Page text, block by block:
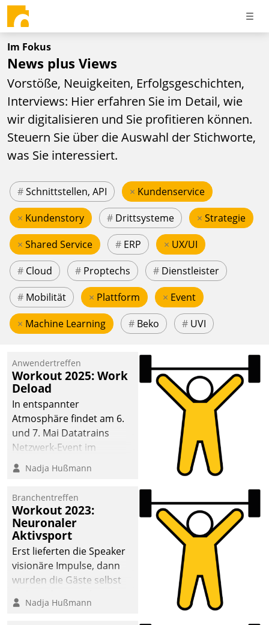
Im Fokus
News plus Views
Vorstöße, Neuigkeiten, Erfolgsgeschichten,
Interviews: Hier erfahren Sie im Detail, wie
wir digitalisieren und Sie profitieren können.
Steuern Sie über die Auswahl der Stichworte,
was Sie interessiert.
#Schnittstellen, API × Kundenservice
× Kundenstory # Drittsysteme × Strategie
× Shared Service # ERP × UX/UI
# Cloud # Proptechs # Dienstleister
# Mobilität × Plattform × Event
× Machine Learning # Beko # UVI
Anwendertreffen
Workout 2025: Work
Deload
In entspannter
Atmosphäre findet am 6.
und 7. Mai Datatrains
Netzwerk-Event im
Kunden- und Partnerkreis
statt. Zentrale Frage: Wie
Mammutprojekte
meistern und Workloads
wuppen – bei zunehmend
anspruchsvollen
Aufgaben und
abnehmendem
Nadja Hußmann
Branchentreffen
Workout 2023:
Neuronaler
Aktivsport
Erst lieferten die Speaker
visionäre Impulse, dann
wurden die Gäste selbst
methodisch
Nadja Hußmann